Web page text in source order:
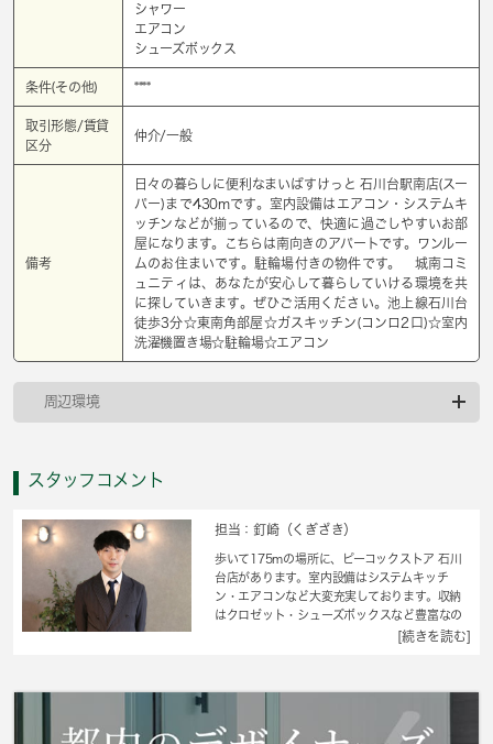
シャワー
エアコン
シューズボックス
条件(その他) ****
取引形態/賃貸
区分
仲介/一般
備考
日々の暮らしに便利なまいばすけっと 石川台駅南店(スー
パー)まで430mです。室内設備はエアコン・システムキ
ッチンなどが揃っているので、快適に過ごしやすいお部
屋になります。こちらは南向きのアパートです。ワンルー
ムのお住まいです。駐輪場付きの物件です。 城南コミ
ュニティは、あなたが安心して暮らしていける環境を共
に探していきます。ぜひご活用ください。池上線石川台
徒歩3分☆東南角部屋☆ガスキッチン(コンロ2口)☆室内
洗濯機置き場☆駐輪場☆エアコン
周辺環境
スタッフコメント
担当：釘崎（くぎざき）
歩いて175mの場所に、ピーコックストア 石川
台店があります。室内設備はシステムキッチ
ン・エアコンなど大変充実しております。収納
はクロゼット・シューズボックスなど豊富なの
で、衣類や履き物の整理がしやすく便利です。2
物件は閑静な住宅地にあります。大田区で暮ら
うか。 城南コミュニティまでご連絡くださ
[続きを読む]